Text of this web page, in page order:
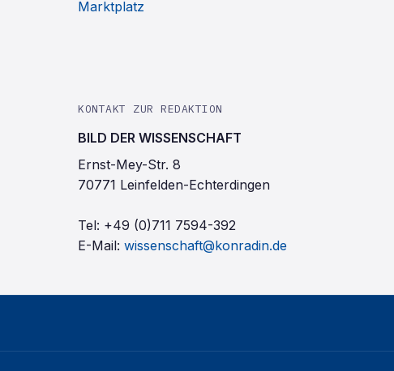
Marktplatz
KONTAKT ZUR REDAKTION
BILD DER WISSENSCHAFT
Ernst-Mey-Str. 8
70771 Leinfelden-Echterdingen
Tel: +49 (0)711 7594-392
E-Mail: wissenschaft@konradin.de